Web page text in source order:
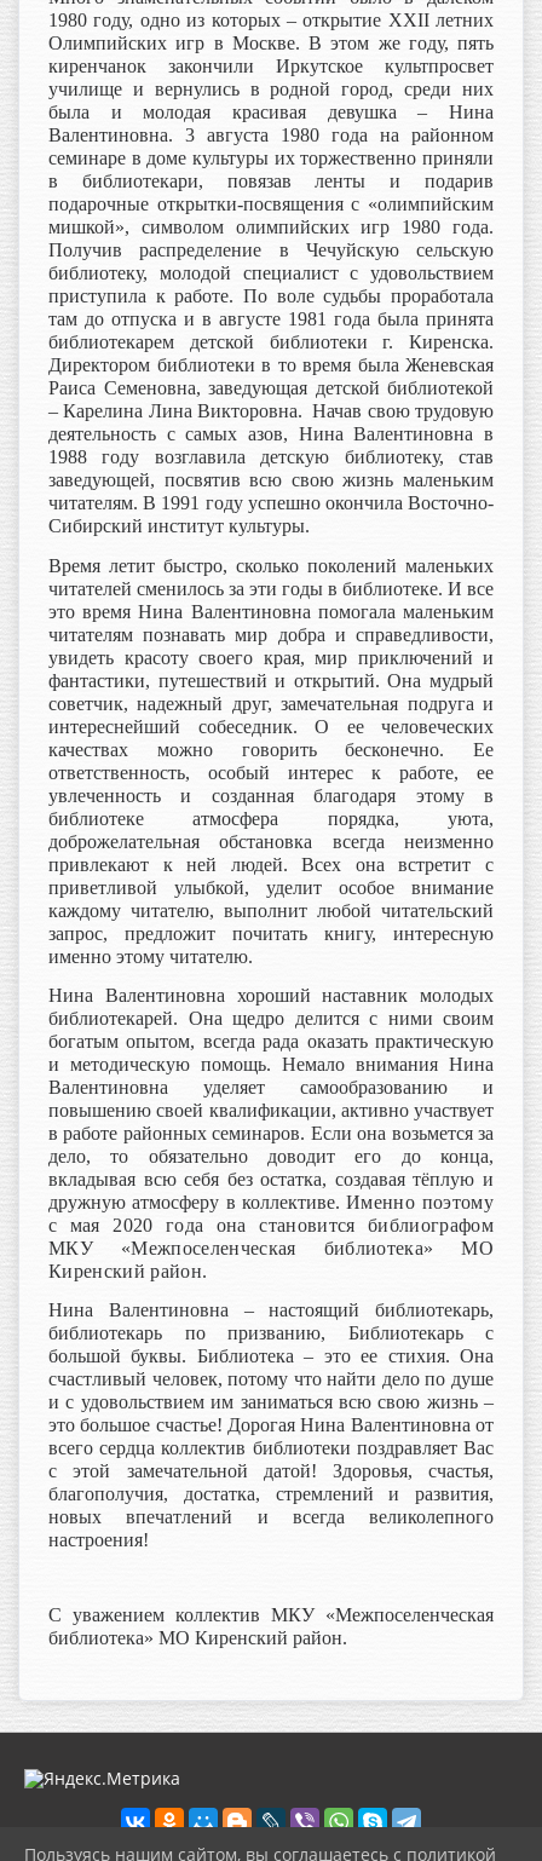
1980 году, одно из которых – открытие XXII летних
Олимпийских игр в Москве. В этом же году, пять
киренчанок закончили Иркутское культпросвет
училище и вернулись в родной город, среди них
была и молодая красивая девушка – Нина
Валентиновна. 3 августа 1980 года на районном
семинаре в доме культуры их торжественно приняли
в библиотекари, повязав ленты и подарив
подарочные открытки-посвящения с «олимпийским
мишкой», символом олимпийских игр 1980 года.
Получив распределение в Чечуйскую сельскую
библиотеку, молодой специалист с удовольствием
приступила к работе. По воле судьбы проработала
там до отпуска и в августе 1981 года была принята
библиотекарем детской библиотеки г. Киренска.
Директором библиотеки в то время была Женевская
Раиса Семеновна, заведующая детской библиотекой
– Карелина Лина Викторовна. Начав свою трудовую
деятельность с самых азов, Нина Валентиновна в
1988 году возглавила детскую библиотеку, став
заведующей, посвятив всю свою жизнь маленьким
читателям. В 1991 году успешно окончила Восточно-
Сибирский институт культуры.
Время летит быстро, сколько поколений маленьких
читателей сменилось за эти годы в библиотеке. И все
это время Нина Валентиновна помогала маленьким
читателям познавать мир добра и справедливости,
увидеть красоту своего края, мир приключений и
фантастики, путешествий и открытий. Она мудрый
советчик, надежный друг, замечательная подруга и
интереснейший собеседник. О ее человеческих
качествах можно говорить бесконечно. Ее
ответственность, особый интерес к работе, ее
увлеченность и созданная благодаря этому в
библиотеке атмосфера порядка, уюта,
доброжелательная обстановка всегда неизменно
привлекают к ней людей. Всех она встретит с
приветливой улыбкой, уделит особое внимание
каждому читателю, выполнит любой читательский
запрос, предложит почитать книгу, интересную
именно этому читателю.
Нина Валентиновна хороший наставник молодых
библиотекарей. Она щедро делится с ними своим
богатым опытом, всегда рада оказать практическую
и методическую помощь. Немало внимания Нина
Валентиновна уделяет самообразованию и
повышению своей квалификации, активно участвует
в работе районных семинаров. Если она возьмется за
дело, то обязательно доводит его до конца,
вкладывая всю себя без остатка, создавая тёплую и
дружную атмосферу в коллективе.Именно поэтому
с мая 2020 года она становится библиографом
МКУ «Межпоселенческая библиотека» МО
Киренский район.
Нина Валентиновна – настоящий библиотекарь,
библиотекарь по призванию, Библиотекарь с
большой буквы. Библиотека – это ее стихия. Она
счастливый человек, потому что найти дело по душе
и с удовольствием им заниматься всю свою жизнь –
это большое счастье! Дорогая Нина Валентиновна от
всего сердца коллектив библиотеки поздравляет Вас
с этой замечательной датой!
Здоровья, счастья,
благополучия, достатка, стремлений и развития,
новых впечатлений и всегда великолепного
настроения!
С уважением коллектив МКУ «Межпоселенческая
библиотека» МО Киренский район.
Пользуясь нашим сайтом, вы соглашаетесь с политикой